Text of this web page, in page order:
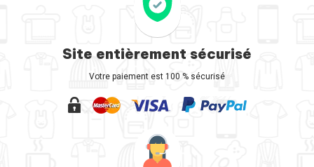
Site entièrement sécurisé
Votre paiement est 100 % sécurisé